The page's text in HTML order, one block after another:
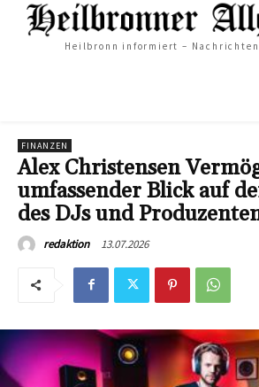
Heilbronn informiert –
FINANZEN
Alex Christensen
umfassender Blick auf
des DJs und
redaktion 13.07.2026